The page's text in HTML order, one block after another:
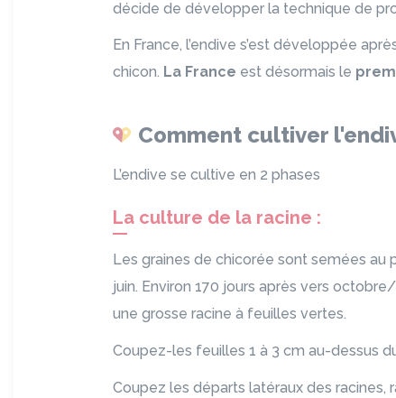
décide de développer la technique de
En France, l’endive s’est développée
chicon. La France est désormais le
Comment cultiver
L’endive se cultive en 2 phases
La culture de la racine :
Les graines de chicorée sont semées
juin. Environ 170 jours après vers
une grosse racine à feuilles vertes.
Coupez-les feuilles 1 à 3 cm au-dessus
Coupez les départs latéraux des racines,